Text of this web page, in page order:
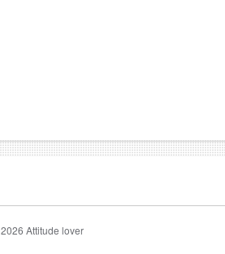
2026 Attitude lover